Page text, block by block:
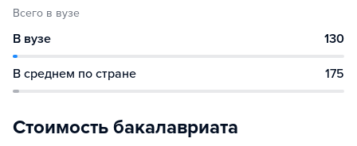
Всего в вузе
В вузе 130
В среднем по стране 175
Стоимость бакалавриата